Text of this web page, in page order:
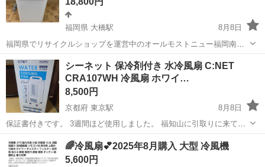
福岡県 大橋駅
8月8日
福岡県でリサイクルショップを運営中のオールモストニュー福岡南店
舗です。 ・投稿担当:甲斐 ⚠️商品購入後、ご自身でお持ち帰りされる
場合、お手伝いできない場合がございます。必ず大型商品の場合、お
二人でご来店をお願い...
福岡 福岡市 大橋駅 季節、空調家電 仮予約
シーネット 保冷剤付き 水冷風扇 C:NET
CRA107WH 冷風扇 ホワイ…
8,500円
京都府 東京駅
8月8日
保証書付きです。 3週間ほど使用しました。 福知山に引取りに来てく
れる方お願いします。 エアコンは冷えすぎて苦手、でも扇風機では物
足りない。 そんな方におすすめの「水冷風扇 CRA107WH」 心地よい
潤い涼風で、エアコン...
京都 福知山市 東京駅 季節、空調家電
🌈冷風扇💕2025年8月購入 大型 冷風機
5,600円